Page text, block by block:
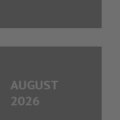
AUGUST
2026